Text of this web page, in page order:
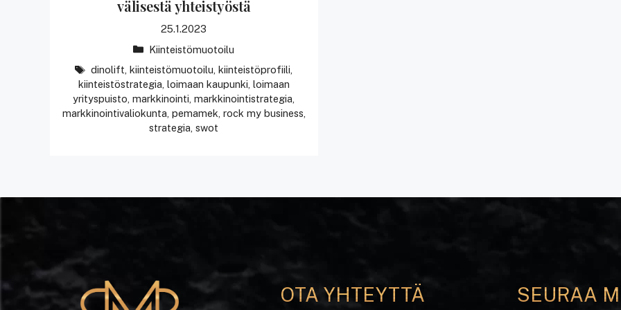
välisestä yhteistyöstä
25.1.2023
Kategoriat
Kiinteistömuotoilu
avainsanat
dinolift ,kiinteistömuotoilu ,kiinteistöprofiili
kiinteistöstrategia loimaan kaupunki loimaan
yrityspuisto ,markkinointi ,markkinointistrategia
markkinointivaliokunta pemamek rock my business
strategia ,swot
OTA YHTEYTTÄ SEURAA